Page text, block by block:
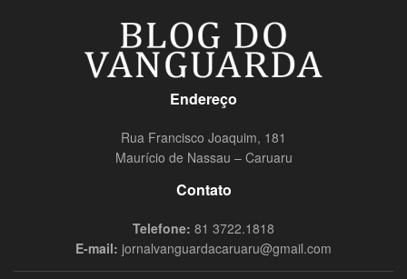
Endereço
Rua Francisco Joaquim, 181
Maurício de Nassau – Caruaru
Contato
Telefone: 81 3722.1818
E-mail: jornalvanguardacaruaru@gmail.com